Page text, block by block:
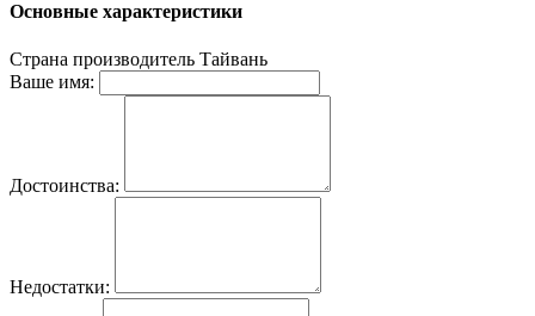
Основные характеристики
Страна производитель Тайвань
Ваше имя:
Достоинства:
Недостатки: